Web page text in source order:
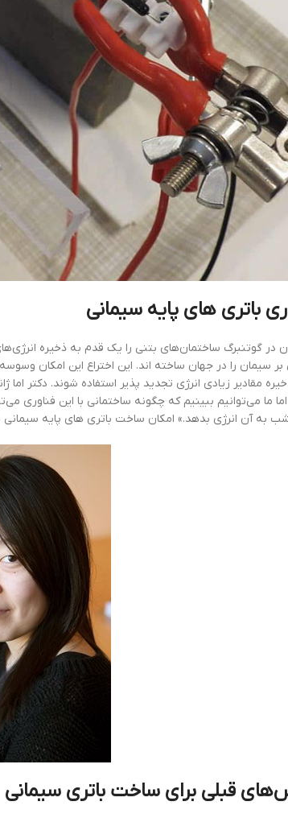
باتری های پایه سیمانی
در گوتنبرگ ساختمان‌های بتنی را یک قدم به ذخیره
بر سیمان را در جهان ساخته اند. این اختراع این امکان
مقادیر زیادی انرژی تجدید پذیر استفاده شوند. دکتر اما
ما می‌توانیم ببینیم که چگونه ساختمانی با این فناوری
به آن انرژی بدهد.» امکان ساخت باتری های پایه سیمانی
قبلی برای ساخت باتری سیمانی